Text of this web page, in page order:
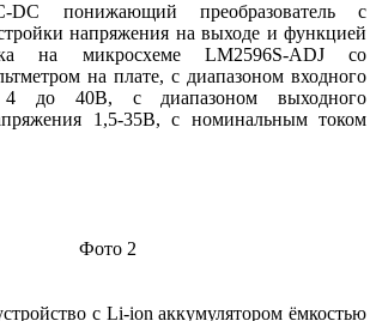
DC понижающий преобразователь с
напряжения на выходе и функцией
на микросхеме LM2596S-ADJ cо
на плате, с диапазоном входного
4 до 40В, с диапазоном выходного
1,5-35В, с номинальным током
Фото 2
с Li-ion аккумулятором ёмкостью